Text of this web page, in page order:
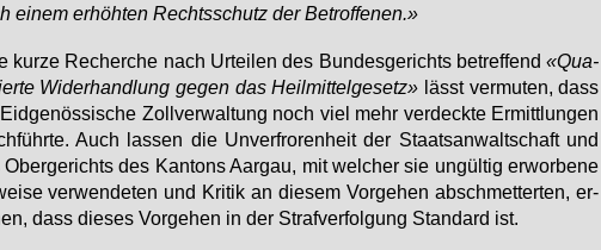
ei­nem er­höh­ten Rechts­schutz der Be­trof­fe­nen.»
kur­ze Re­cher­che nach Ur­tei­len des Bun­des­ge­richts be­tref­fend«Qua­
Wi­der­hand­lung ge­gen das Heil­mit­tel­ge­setz» lässt ver­mu­ten, dass
Zoll­ver­wal­tung noch viel mehr ver­deck­te Er­mitt­lun­gen
Auch las­sen die Un­ver­fro­ren­heit der Staats­an­walt­schaft und
Ober­ge­richts des Kan­tons Aar­gau, mit wel­cher sie un­gül­tig er­wor­be­ne
ver­wen­de­ten und Kri­tik an die­sem Vor­ge­hen ab­schmet­ter­ten, er­
dass die­ses Vor­ge­hen in der Straf­ver­fol­gung Stan­dard ist.